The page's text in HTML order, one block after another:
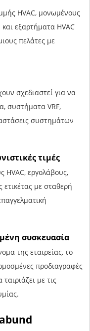
HVAC, μονωμένους
εξαρτήματα HVAC
πελάτες με
σχεδιαστεί για να
συστήματα VRF,
συστημάτων
τιμές
HVAC, εργολάβους,
ετικέτας με σταθερή
συσκευασία
της εταιρείας, το
προδιαγραφές
με τις